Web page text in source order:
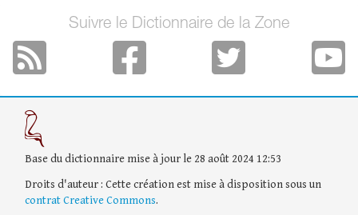
Suivre le Dictionnaire de la Zone
Base du dictionnaire mise à jour le 28 août 2024 12:53
Droits d'auteur : Cette création est mise à disposition sous un
contrat Creative Commons.